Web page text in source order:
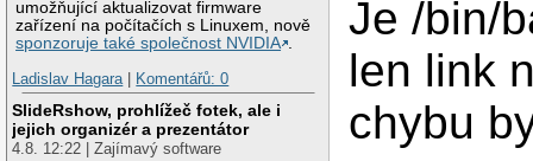
umožňující aktualizovat firmware
zařízení na počítačích s Linuxem, nově
sponzoruje také společnost NVIDIA .
Ladislav Hagara| Komentářů: 0
SlideRshow, prohlížeč fotek, ale i
jejich organizér a prezentátor
4.8. 12:22 | Zajímavý software
Je /bin/
len link
chybu